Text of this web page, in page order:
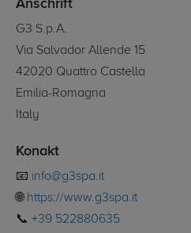
Anschrift
G3 S.p.A.
Via Salvador Allende 15
42020 Quattro Castella
Emilia-Romagna
Italy
Konakt
📧 info@g3spa.it
🌐 https://www.g3spa.it
📞 +39 522880635